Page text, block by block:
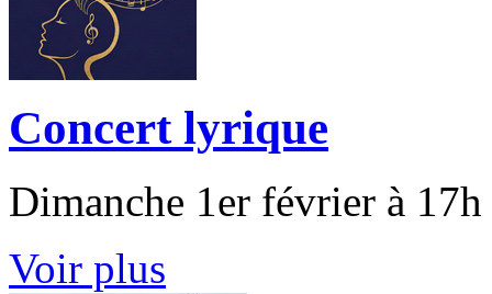
Concert lyrique
Dimanche 1er février à
Voir plus